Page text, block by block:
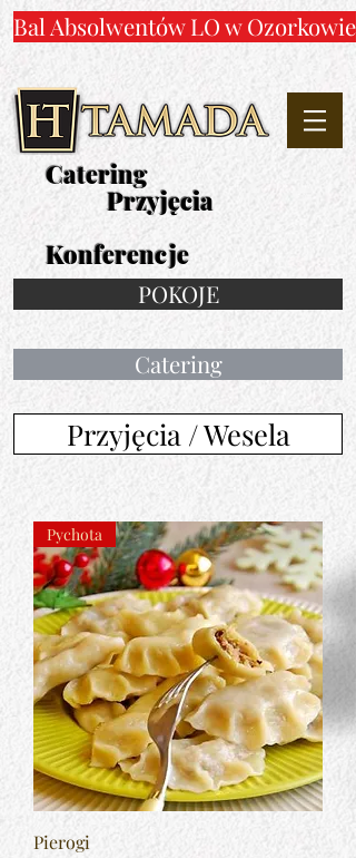
Bal Absolwentów LO w Ozorkowie
Catering
Przyjęcia
Konferencje
POKOJE
Catering
Przyjęcia / Wesela
Pychota
Pierogi